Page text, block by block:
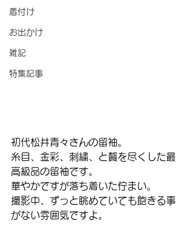
着付け
お出かけ
雑記
特集記事
初代松井青々さんの留袖。
糸目、金彩、刺繍、と贅を尽くした最
高級品の留袖です。
華やかですが落ち着いた佇まい。
撮影中、ずっと眺めていても飽きる事
がない雰囲気ですよ。